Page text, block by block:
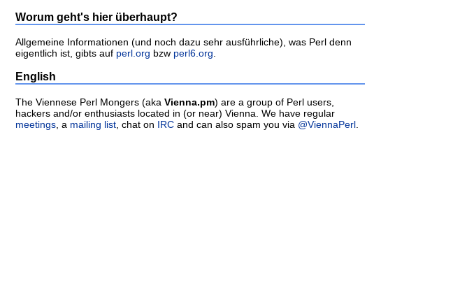
Worum geht's hier überhaupt?
Allgemeine Informationen (und noch dazu sehr ausführliche), was Perl denn
eigentlich ist, gibts auf perl.org bzw perl6.org
English
The Viennese Perl Mongers (aka Vienna.pm) are a group of Perl users,
hackers and/or enthusiasts located in (or near) Vienna. We have regular
meetings , a mailing list , chat on IRC and can also spam you via @ViennaPerl